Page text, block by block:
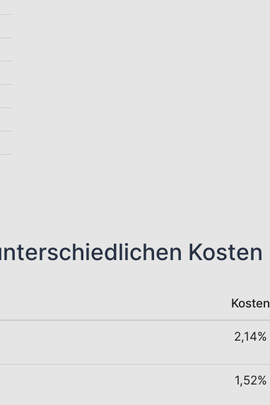
Kosten
Kosten
2,14%
1,52%